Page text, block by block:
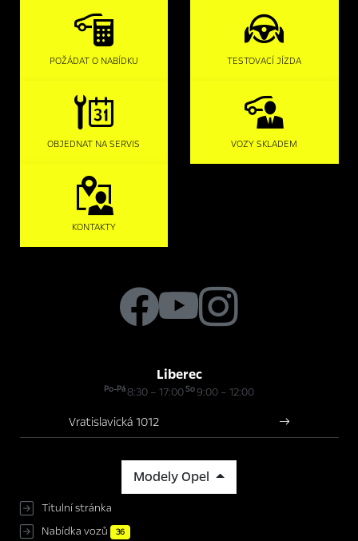
POŽÁDAT O NABÍDKU TESTOVACÍ JÍZDA
OBJEDNAT NA SERVIS VOZY SKLADEM
KONTAKTY
Liberec
Po-Pá8:30 – 17:00So9:00 – 12:00
Vratislavická 1012
Modely Opel
Titulní stránka
Nabídka vozů
36